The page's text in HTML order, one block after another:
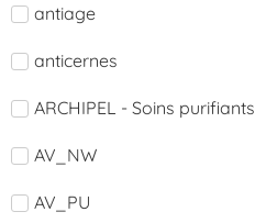
antiage
anticernes
ARCHIPEL - Soins purifiants
AV_NW
AV_PU